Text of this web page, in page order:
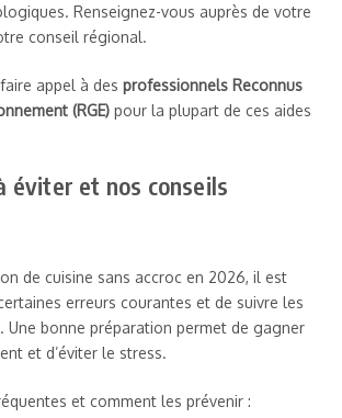
Renseignez-vous auprès de votre
conseil régional.
appel à des professionnels Reconnus
(RGE) pour la plupart de ces aides
éviter et nos conseils
de cuisine sans accroc en 2026, il est
erreurs courantes et de suivre les
Une bonne préparation permet de gagner
et d’éviter le stress.
et comment les prévenir :